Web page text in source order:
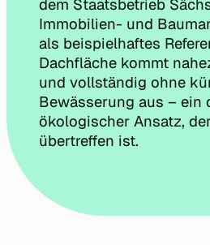
dem Staatsbetrieb
Immobilien- und
als beispielhaftes
Dachfläche kommt
und vollständig ohne
Bewässerung aus – ein
ökologischer Ansatz,
übertreffen ist.